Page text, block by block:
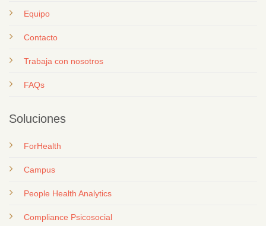
Equipo
Contacto
Trabaja con nosotros
FAQs
Soluciones
ForHealth
Campus
People Health Analytics
Compliance Psicosocial